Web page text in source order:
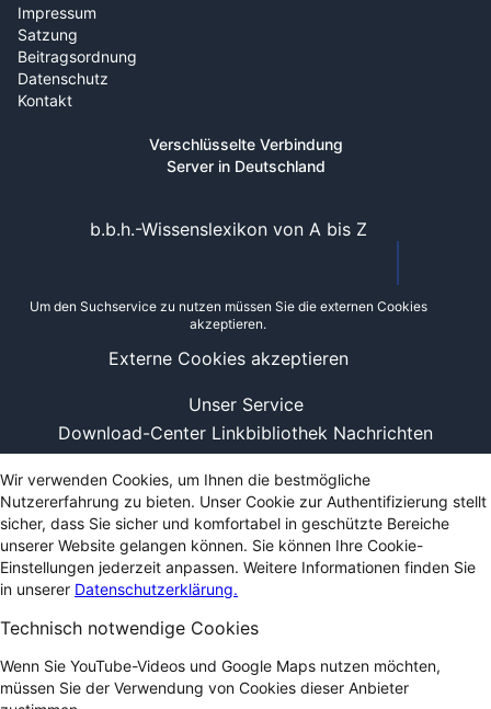
Impressum
Satzung
Beitragsordnung
Datenschutz
Kontakt
Verschlüsselte Verbindung
Server in Deutschland
Unser Service
Download-Center Linkbibliothek Nachrichten
b.b.h.-Wissenslexikon von A bis Z
Um den Suchservice zu nutzen müssen Sie die externen Cookies
akzeptieren.
Externe Cookies akzeptieren
Wir verwenden Cookies, um Ihnen die bestmögliche
Nutzererfahrung zu bieten. Unser Cookie zur Authentifizierung stellt
sicher, dass Sie sicher und komfortabel in geschützte Bereiche
unserer Website gelangen können. Sie können Ihre Cookie-
Einstellungen jederzeit anpassen. Weitere Informationen finden Sie
in unserer Datenschutzerklärung.
Technisch notwendige Cookies
Wenn Sie YouTube-Videos und Google Maps nutzen möchten,
müssen Sie der Verwendung von Cookies dieser Anbieter